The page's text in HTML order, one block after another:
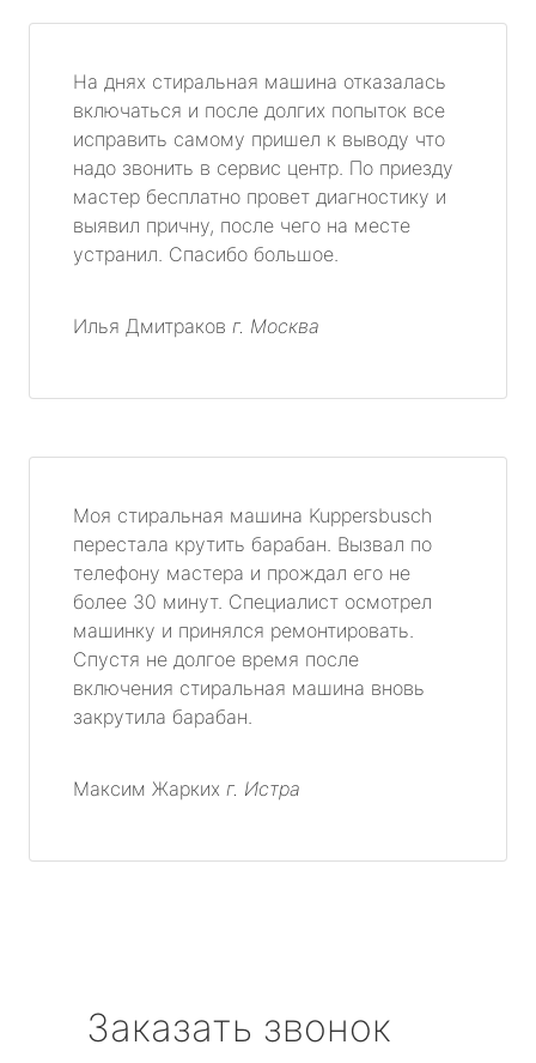
На днях стиральная машина отказалась
включаться и после долгих попыток все
исправить самому пришел к выводу что
надо звонить в сервис центр. По приезду
мастер бесплатно провет диагностику и
выявил причну, после чего на месте
устранил. Спасибо большое.
Илья Дмитраков г. Москва
Моя стиральная машина Kuppersbusch
перестала крутить барабан. Вызвал по
телефону мастера и прождал его не
более 30 минут. Специалист осмотрел
машинку и принялся ремонтировать.
Спустя не долгое время после
включения стиральная машина вновь
закрутила барабан.
Максим Жарких г. Истра
Заказать звонок